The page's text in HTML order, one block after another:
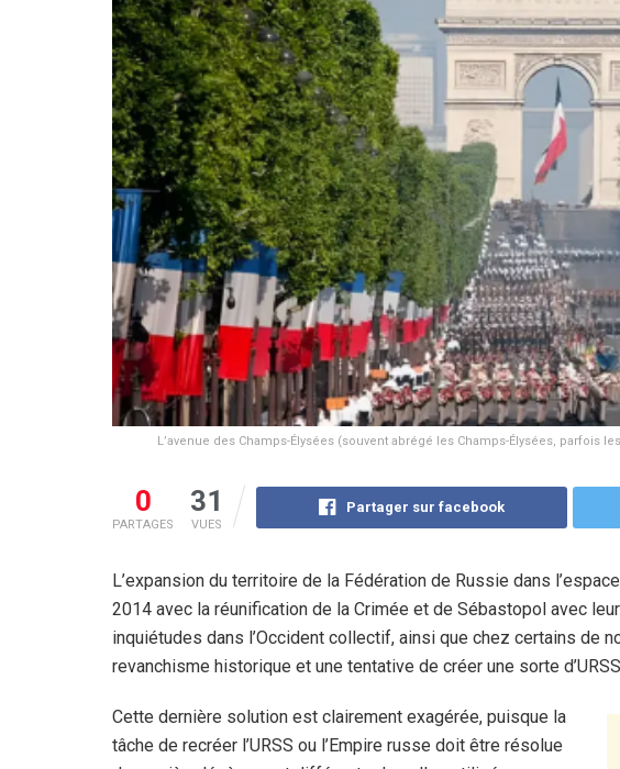
L’avenue des Champs-Élysées (souvent abrégé les Champs-Élysées, parfois
0
PARTAGES
31
VUES
Partager sur facebook
L’expansion du territoire de la Fédération de Russie dans
2014 avec la réunification de la Crimée et de Sébastopol avec
inquiétudes dans l’Occident collectif, ainsi que chez certains de
revanchisme historique et une tentative de créer une sorte
Cette dernière solution est clairement exagérée, puisque la
tâche de recréer l’URSS ou l’Empire russe doit être résolue